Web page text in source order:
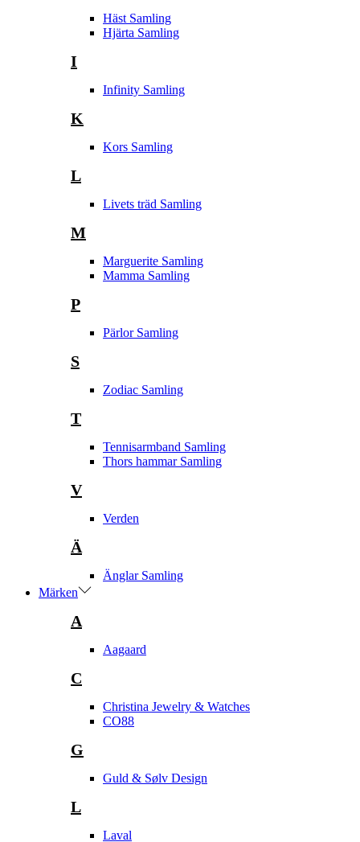
Häst Samling
Hjärta Samling
I
Infinity Samling
K
Kors Samling
L
Livets träd Samling
M
Marguerite Samling
Mamma Samling
P
Pärlor Samling
S
Zodiac Samling
T
Tennisarmband Samling
Thors hammar Samling
V
Verden
Ä
Änglar Samling
Märken
A
Aagaard
C
Christina Jewelry & Watches
CO88
G
Guld & Sølv Design
L
Laval